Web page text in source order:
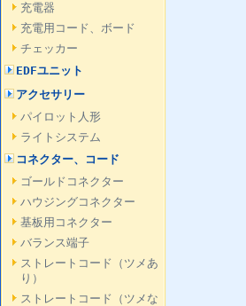
充電器
充電用コード、ボード
チェッカー
EDFユニット
アクセサリー
パイロット人形
ライトシステム
コネクター、コード
ゴールドコネクター
ハウジングコネクター
基板用コネクター
バランス端子
ストレートコード（ツメあ
り）
ストレートコード（ツメな